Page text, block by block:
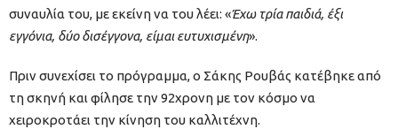
συναυλία του, με εκείνη να του λέει: «Έχω τρία παιδιά, έξι
εγγόνια, δύο δισέγγονα, είμαι ευτυχισμένη».
Πριν συνεχίσει το πρόγραμμα, ο Σάκης Ρουβάς κατέβηκε από
τη σκηνή και φίλησε την 92χρονη με τον κόσμο να
χειροκροτάει την κίνηση του καλλιτέχνη.